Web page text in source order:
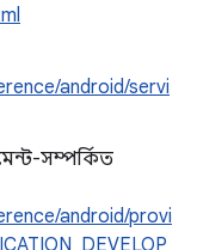
android/servi
সম্পর্কিত
android/provi